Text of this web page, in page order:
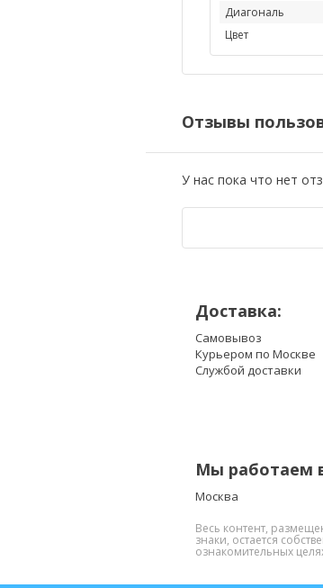
Диагональ
Цвет
Отзывы
У нас пока что нет
Доставка:
Самовывоз
Курьером по Москве
Службой доставки
Мы работаем
Москва
Весь контент,
знаки, остается
ознакомительных